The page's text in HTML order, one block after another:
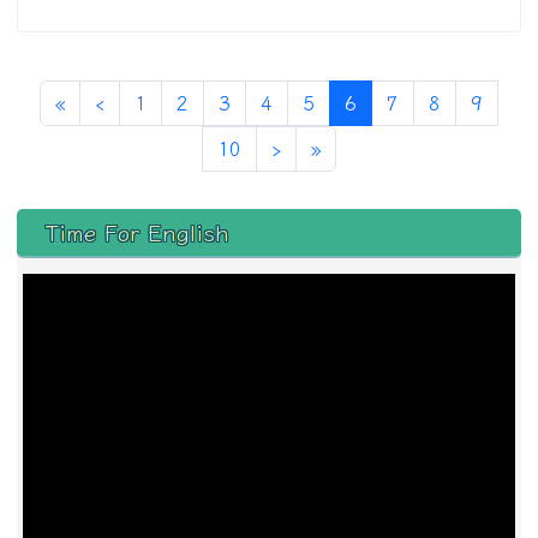
«第一頁
‹ 上一頁
1 2 3 4 5 6 (目前頁次)
7 8 9
10 ›下一頁
»最後頁
左邊區域內容
Time For English